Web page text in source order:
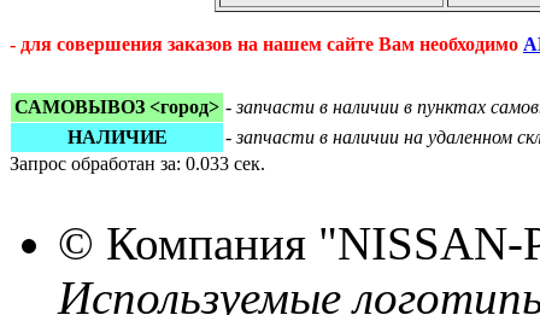
- для совершения заказов на нашем сайте Вам необходимо
САМОВЫВОЗ <город> -запчасти в наличии в пунктах
НАЛИЧИЕ
-запчасти в наличии на удаленном
Запрос обработан за: 0.033 сек.
© Компания "NISSAN-
Используемые